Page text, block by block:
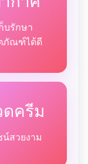
บรักษา
ภัณฑ์ได้ดี
ครีม
น์สวยงาม